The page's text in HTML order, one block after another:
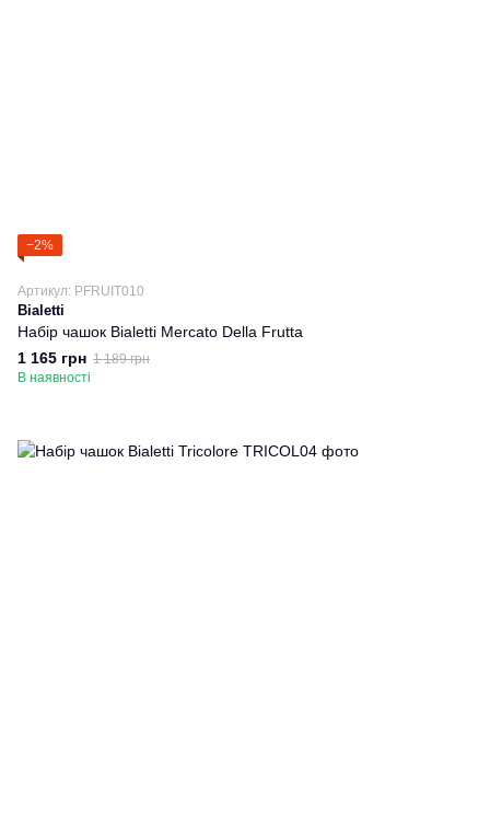
−2%
Артикул: PFRUIT010
Bialetti
Набір чашок Bialetti Mercato Della Frutta
1 165 грн 1 189 грн
В наявності